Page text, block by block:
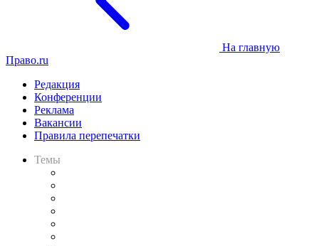
На главную
Право.ru
Редакция
Конференции
Реклама
Вакансии
Правила перепечатки
Темы